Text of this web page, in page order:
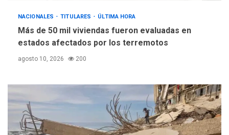
5
ASOMAYOR se afilia a la
Cámara de Comercio para
impulsar la economía
NACIONALES TITULARES ÚLTIMA HORA
Más de 50 mil viviendas fueron evaluadas en
estados afectados por los terremotos
agosto 10, 2026 200